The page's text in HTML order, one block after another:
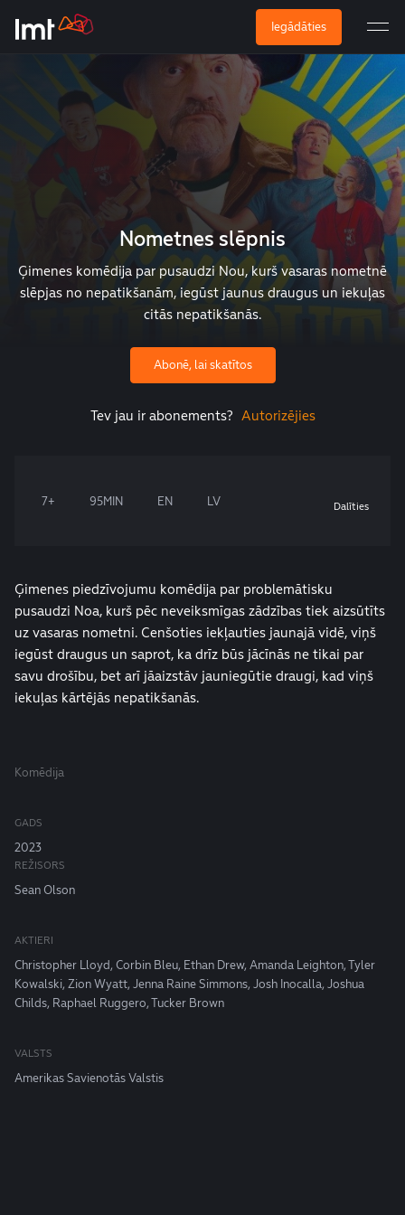
Iegādāties
Nometnes slēpnis
Ģimenes komēdija par pusaudzi Nou, kurš vasaras nometnē
slēpjas no nepatikšanām, iegūst jaunus draugus un iekuļas
citās nepatikšanās.
Abonē, lai skatītos
Tev jau ir abonements? Autorizējies
7+ 95MIN EN LV Dalīties
Ģimenes piedzīvojumu komēdija par problemātisku
pusaudzi Noa, kurš pēc neveiksmīgas zādzības tiek aizsūtīts
uz vasaras nometni. Cenšoties iekļauties jaunajā vidē, viņš
iegūst draugus un saprot, ka drīz būs jācīnās ne tikai par
savu drošību, bet arī jāaizstāv jauniegūtie draugi, kad viņš
iekuļas kārtējās nepatikšanās.
Komēdija
GADS
2023
REŽISORS
Sean Olson
AKTIERI
Christopher Lloyd, Corbin Bleu, Ethan Drew, Amanda Leighton, Tyler
Kowalski, Zion Wyatt, Jenna Raine Simmons, Josh Inocalla, Joshua
Childs, Raphael Ruggero, Tucker Brown
VALSTS
Amerikas Savienotās Valstis